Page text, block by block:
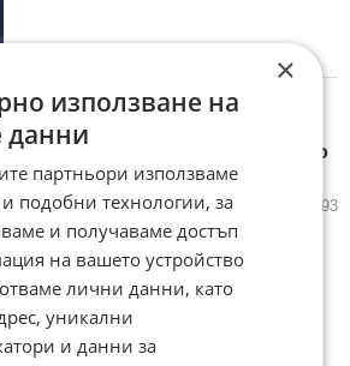
Sofia Compliance Forum 2026:
Ключови тенденции в
съответствието и управлението
на бизнес риска в ерата на AI
20.05.2026 4 993
БИЗНЕС
Нивото на водата в река Рейн
×
използване на
данни
партньори използваме
подобни технологии, за
и получаваме достъп
на вашето устройство
лични данни, като
уникални
и данни за